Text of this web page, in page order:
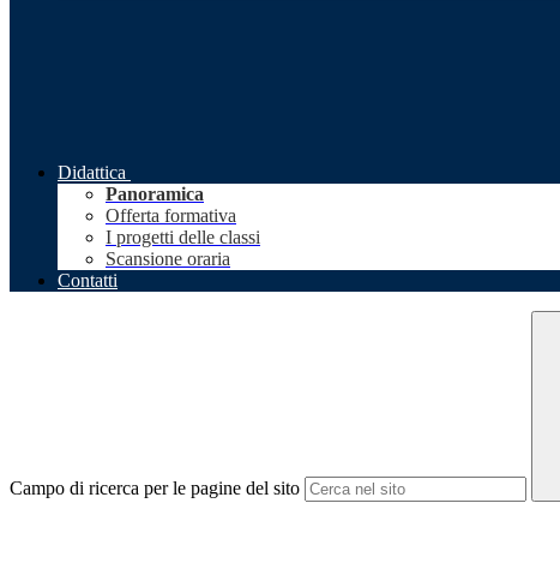
Didattica
Panoramica
Offerta formativa
I progetti delle classi
Scansione oraria
Contatti
Campo di ricerca per le pagine del sito